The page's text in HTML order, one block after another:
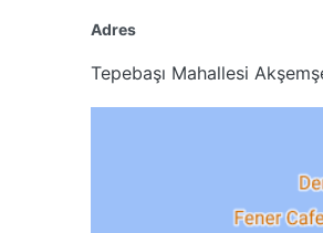
Adres
Tepebaşı Mahallesi